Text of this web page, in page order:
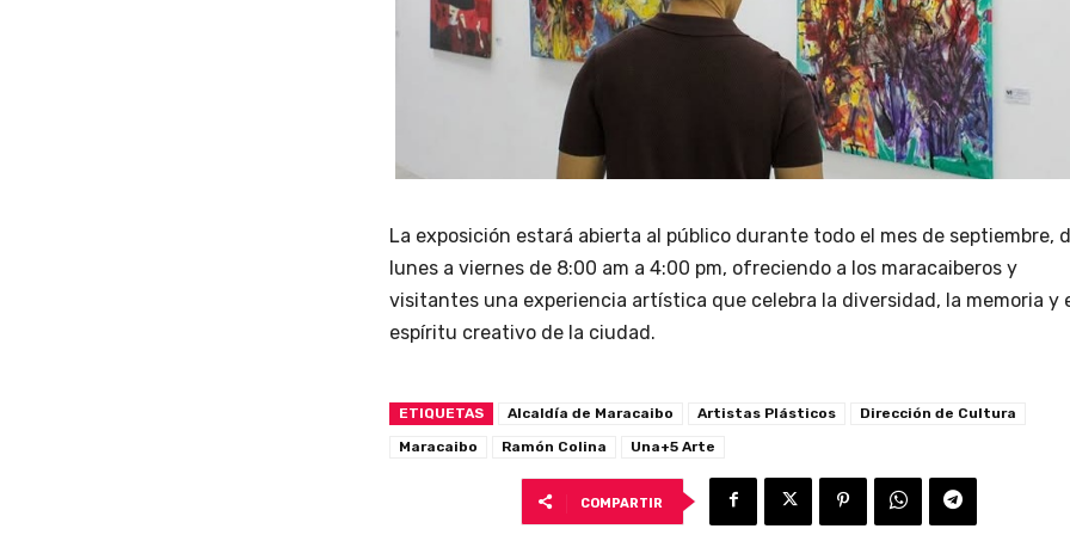
La exposición estará abierta al público durante todo el mes de septiembre,
lunes a viernes de 8:00 am a 4:00 pm, ofreciendo a los maracaiberos y
visitantes una experiencia artística que celebra la diversidad, la memoria y
espíritu creativo de la ciudad.
ETIQUETAS Alcaldía de Maracaibo Artistas Plásticos
Dirección de Cultura
Maracaibo
Ramón Colina Una+5 Arte
COMPARTIR